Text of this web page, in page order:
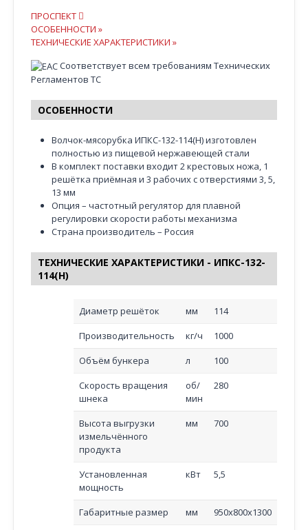
ПРОСПЕКТ
ОСОБЕННОСТИ »
ТЕХНИЧЕСКИЕ ХАРАКТЕРИСТИКИ »
Соответствует всем требованиям Технических
Регламентов ТС
ОСОБЕННОСТИ
Волчок-мясорубка ИПКС-132-114(Н) изготовлен
полностью из пищевой нержавеющей стали
В комплект поставки входит 2 крестовых ножа, 1
решётка приёмная и 3 рабочих с отверстиями 3, 5,
13 мм
Опция – частотный регулятор для плавной
регулировки скорости работы механизма
Страна производитель – Россия
ТЕХНИЧЕСКИЕ ХАРАКТЕРИСТИКИ - ИПКС-132-
114(Н)
Диаметр решёток мм
114
Производительность
кг/ч
1000
Объём бункера
л
100
Скорость вращения
шнека
об/
мин
280
Высота выгрузки
измельчённого
продукта
мм 700
Установленная
мощность
кВт 5,5
Габаритные размер мм
950х800х1300